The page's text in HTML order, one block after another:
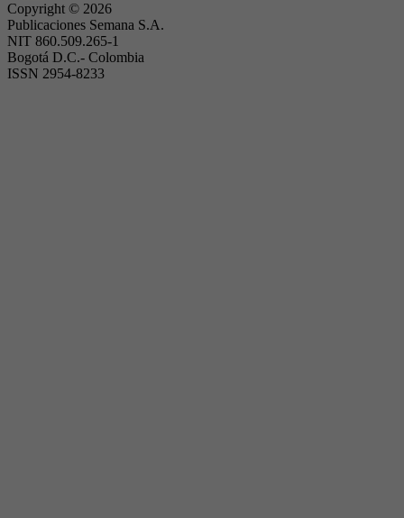
Copyright © 2026
Publicaciones Semana S.A.
NIT 860.509.265-1
Bogotá D.C.- Colombia
ISSN 2954-8233